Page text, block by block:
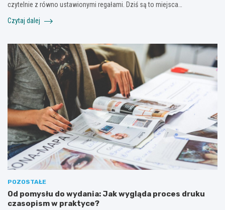
czytelnie z równo ustawionymi regałami. Dziś są to miejsca…
Czytaj dalej
POZOSTAŁE
Od pomysłu do wydania: Jak wygląda proces druku
czasopism w praktyce?